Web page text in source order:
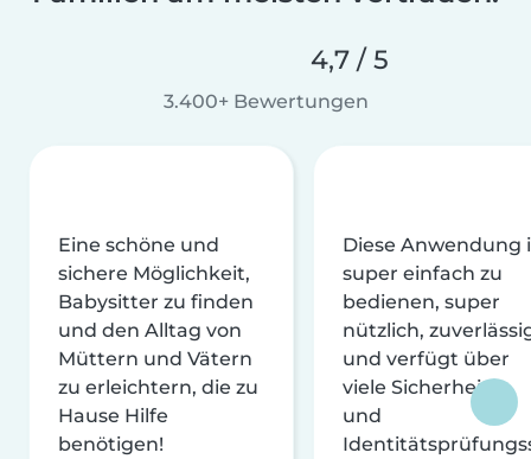
4,7 / 5
3.400+ Bewertungen
Eine schöne und
sichere Möglichkeit,
Babysitter zu finden
und den Alltag von
Müttern und Vätern
zu erleichtern, die zu
Hause Hilfe
benötigen!
Diese Anwendung
super einfach zu
bedienen, super
nützlich,
und verfügt über
viele Sicherheits-
und